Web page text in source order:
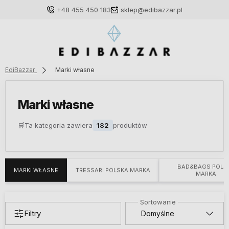
+48 455 450 183 sklep@edibazzar.pl
Wybierz coś dla siebie z naszej aktualnej oferty lub
zaloguj się, aby przywrócić dodane produkty do listy
EdiBazzar Marki własne
Marki własne
🛒Ta kategoria zawiera 182 produktów
MARKI WŁASNE TRESSARI POLSKA MARKA
BAD&BAGS
MARKA
Filtry